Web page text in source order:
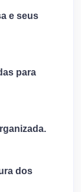
e seus
para
dos